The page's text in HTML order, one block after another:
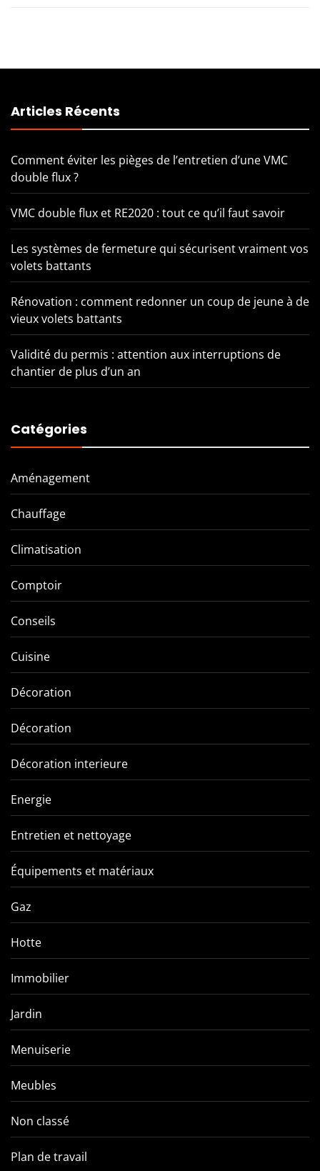
Articles Récents
Comment éviter les pièges de l’entretien d’une VMC
double flux ?
VMC double flux et RE2020 : tout ce qu’il faut savoir
Les systèmes de fermeture qui sécurisent vraiment vos
volets battants
Rénovation : comment redonner un coup de jeune à de
vieux volets battants
Validité du permis : attention aux interruptions de
chantier de plus d’un an
Catégories
Aménagement
Chauffage
Climatisation
Comptoir
Conseils
Cuisine
Décoration
Décoration
Décoration interieure
Energie
Entretien et nettoyage
Équipements et matériaux
Gaz
Hotte
Immobilier
Jardin
Menuiserie
Meubles
Non classé
Plan de travail